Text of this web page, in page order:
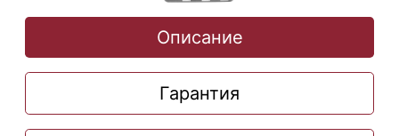
Описание
Гарантия